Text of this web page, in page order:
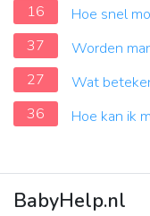
16
Hoe snel
37
Worden
27
Wat
36
Hoe kan ik
BabyHelp.nl